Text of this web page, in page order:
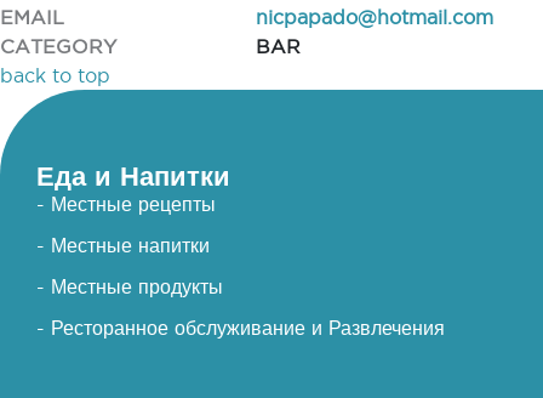
EMAIL
nicpapado@hotmail.com
CATEGORY
BAR
back to top
Еда и Напитки
- Местные рецепты
- Местные напитки
- Местные продукты
- Ресторанное обслуживание и Развлечения